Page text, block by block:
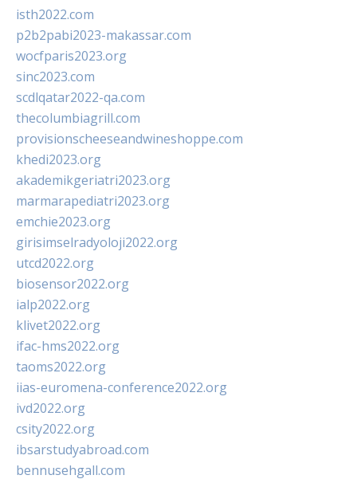
isth2022.com
p2b2pabi2023-makassar.com
wocfparis2023.org
sinc2023.com
scdlqatar2022-qa.com
thecolumbiagrill.com
provisionscheeseandwineshoppe.com
khedi2023.org
akademikgeriatri2023.org
marmarapediatri2023.org
emchie2023.org
girisimselradyoloji2022.org
utcd2022.org
biosensor2022.org
ialp2022.org
klivet2022.org
ifac-hms2022.org
taoms2022.org
iias-euromena-conference2022.org
ivd2022.org
csity2022.org
ibsarstudyabroad.com
bennusehgall.com